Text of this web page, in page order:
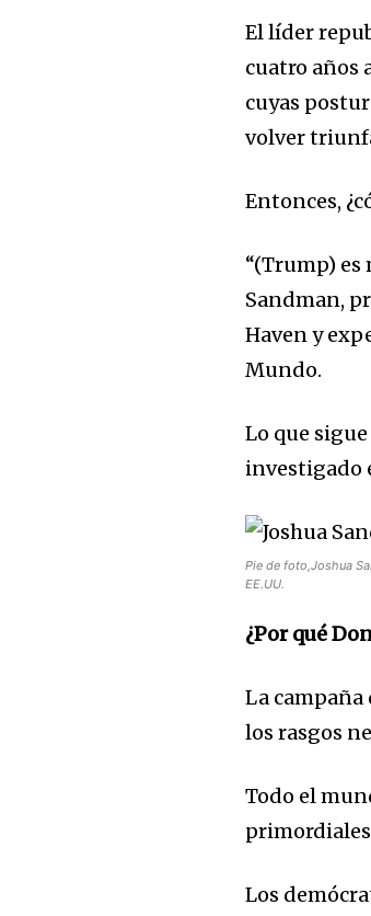
El líder
cuatro años
cuyas
volver
Entonces,
“(Trump) es
Sandman,
Haven y
Mundo.
Lo que
investigado
Pie de foto,Joshua
EE.UU.
¿Por qué
La
los rasgos
Todo el
Los